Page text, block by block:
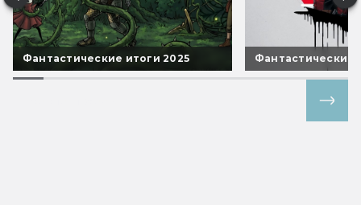
Фантастические итоги 2025 Фантастические